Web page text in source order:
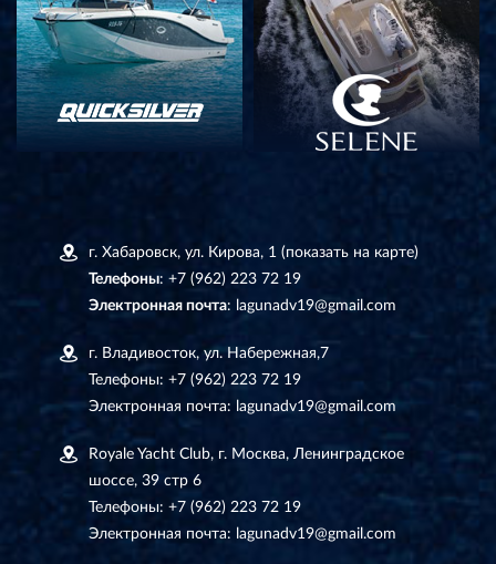
г. Хабаровск, ул. Кирова, 1 (показать на карте)
Телефоны: +7 (962) 223 72 19
Электронная почта: lagunadv19@gmail.com
г. Владивосток, ул. Набережная,7
Телефоны: +7 (962) 223 72 19
Электронная почта: lagunadv19@gmail.com
Royale Yacht Club, г. Москва, Ленинградское
шоссе, 39 стр 6
Телефоны: +7 (962) 223 72 19
Электронная почта: lagunadv19@gmail.com